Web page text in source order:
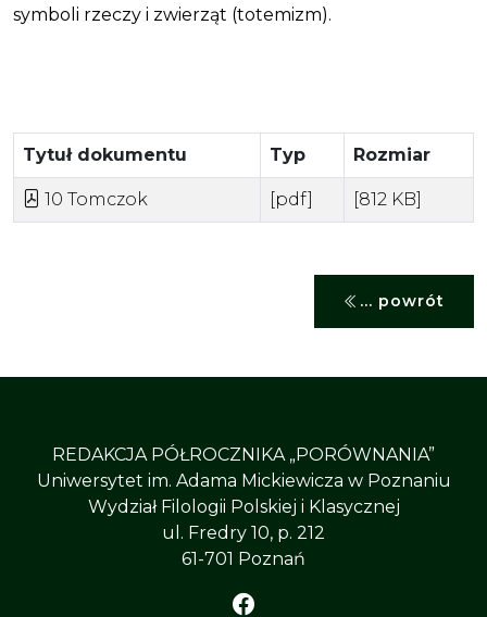
symboli rzeczy i zwierząt (totemizm).
Tytuł dokumentu Typ Rozmiar
10 Tomczok [pdf] [812 KB]
... powrót
REDAKCJA PÓŁROCZNIKA „PORÓWNANIA”
Uniwersytet im. Adama Mickiewicza w Poznaniu
Wydział Filologii Polskiej i Klasycznej
ul. Fredry 10, p. 212
61-701 Poznań